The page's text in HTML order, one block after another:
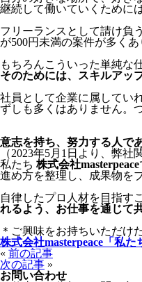
継続して働いていくために
フリーランスとして請け負
が500円未満の案件が多く
もちろんこういった単純な
そのためには、スキルアッ
社員として企業に属してい
ずしも多くはありません。
意志を持ち、努力する人で
（2023年5月1日より、弊
私たち 株式会社masterpeace
進め方を整理し、成果物を
自律したプロ人材を目指す
れるよう、お仕事を通じて
＊ご興味をお持ちいただけ
株式会社masterpeace「私た
« 前の記事
次の記事 »
お問い合わせ